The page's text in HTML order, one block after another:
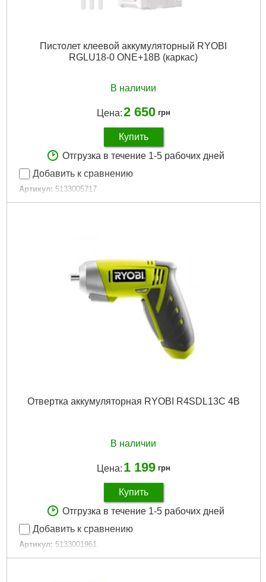
Пистолет клеевой аккумуляторный RYOBI
RGLU18-0 ONE+18В (каркас)
В наличии
Цена:2 650 грн
Купить
Отгрузка в течение 1-5 рабочих дней
Добавить к сравнению
Артикул: 5133005717
Код товара: 30.65.50
Отвертка аккумуляторная RYOBI R4SDL13C 4В
В наличии
Цена: 1 199 грн
Купить
Отгрузка в течение 1-5 рабочих дней
Добавить к сравнению
Артикул: 5133001961
Код товара: 30.64.64